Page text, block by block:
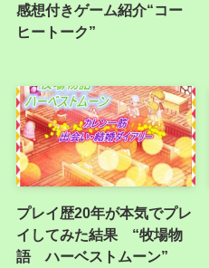
感想付きゲーム紹介“コー
ヒートーク”
プレイ歴20年が本気でプレ
イしてみた結果 “牧場物
語 ハーベストムーン”